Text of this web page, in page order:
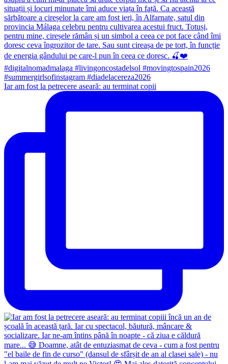
Iar am fost la petrecere aseară: au terminat copii